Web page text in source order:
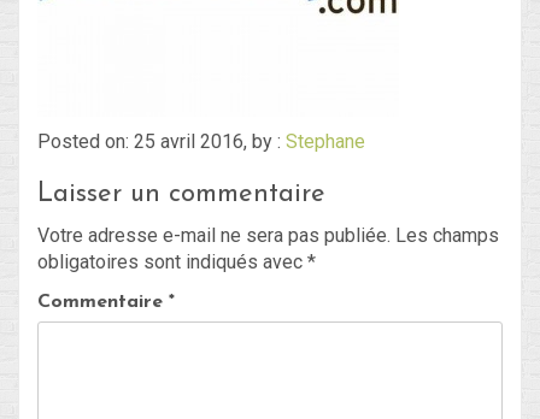
Connexion
Flux des publications
Posted on: 25 avril 2016, by : Stephane
Laisser un commentaire
Votre adresse e-mail ne sera pas publiée. Les champs
obligatoires sont indiqués avec *
Commentaire *